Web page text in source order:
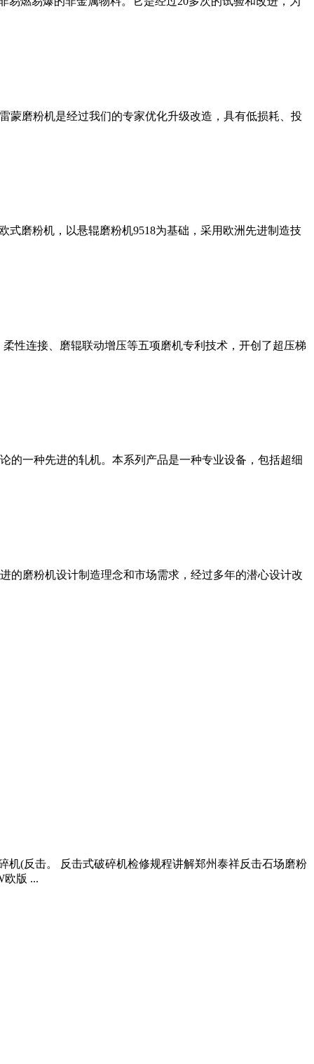
蒙磨粉机是经过我们的专家优化升级改造，具有低损耗、投
磨粉机，以悬辊磨粉机9518为基础，采用欧洲先进制造技
性连接、磨辊联动增压等五项磨机专利技术，开创了超压梯
的一种先进的轧机。本系列产品是一种专业设备，包括超细
的磨粉机设计制造理念和市场需求，经过多年的潜心设计改
机(反击。 反击式破碎机检修规程讲解郑州泰祥反击石场磨粉
欧版 ...